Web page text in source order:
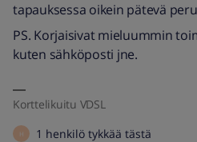
tapauksessa oikein pätevä
PS. Korjaisivat mieluummin
kuten sähköposti jne.
Korttelikuitu VDSL
H 1 henkilö tykkää tästä